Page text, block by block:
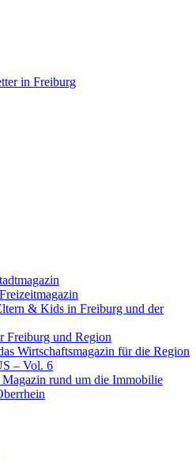
in Freiburg
& Kids in Freiburg und der
Freiburg und Region
Wirtschaftsmagazin für die Region
– Vol. 6
rund um die Immobilie